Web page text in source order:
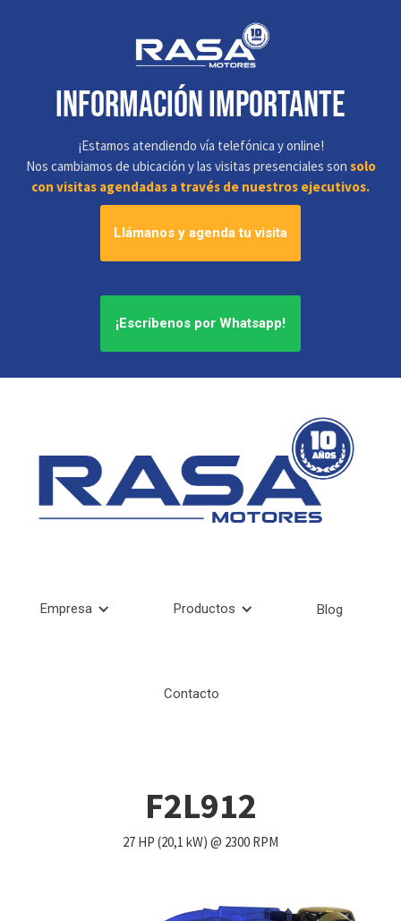
información IMPORTANTE
¡Estamos atendiendo vía telefónica y online!
Nos cambiamos de ubicación y las visitas presenciales son solo
con visitas agendadas a través de nuestros ejecutivos.
Llámanos y agenda tu visita
¡Escríbenos por Whatsapp!
Empresa Productos Blog
Contacto
F2L912
27 HP (20,1 kW) @ 2300 RPM